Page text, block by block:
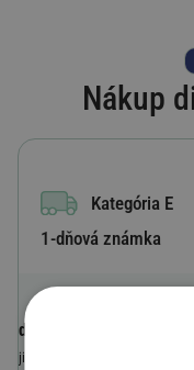
Nákup
Kategória E
1-dňová známka
Kód krajiny
Krajina, kde je vozidlo registrované.